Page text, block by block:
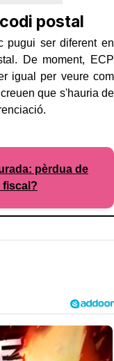
postal
pugui ser diferent en
De moment, ECP
igual per veure com
que s'hauria de
pèrdua de
fiscal?